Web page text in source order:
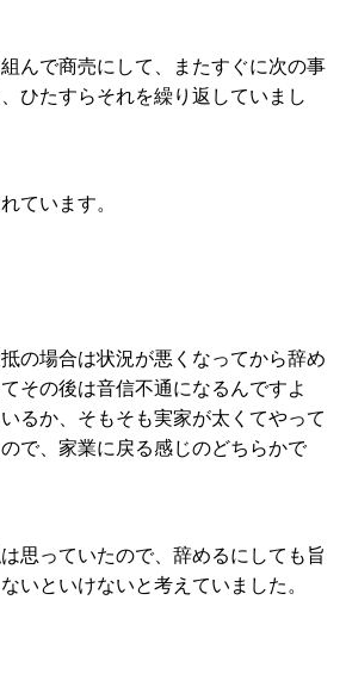
んで商売にして、またすぐに次の事
ひたすらそれを繰り返していまし
ています。
の場合は状況が悪くなってから辞め
その後は音信不通になるんですよ
るか、そもそも実家が太くてやって
で、家業に戻る感じのどちらかで
思っていたので、辞めるにしても旨
いといけないと考えていました。